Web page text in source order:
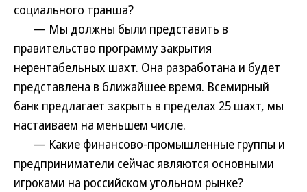
социального транша?
— Мы должны были представить в
правительство программу закрытия
нерентабельных шахт. Она разработана и будет
представлена в ближайшее время. Всемирный
банк предлагает закрыть в пределах 25 шахт, мы
настаиваем на меньшем числе.
— Какие финансово-промышленные группы и
предприниматели сейчас являются основными
игроками на российском угольном рынке?